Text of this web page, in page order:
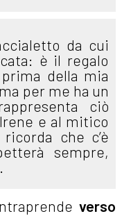
da cui
è il regalo
della mia
per me ha un
ciò
e al mitico
che c’è
sempre,
verso